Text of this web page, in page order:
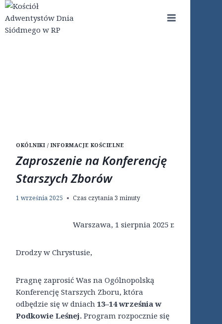
Przejdź
do
treści
OKÓLNIKI / INFORMACJE KOŚCIELNE
Zaproszenie na Konferencję
Starszych Zborów
1 września 2025 Czas czytania 3 minuty
Warszawa, 1 sierpnia 2025 r.
Drodzy w Chrystusie,
Pragnę zaprosić Was na Ogólnopolską
Konferencję Starszych Zboru, która
odbędzie się w dniach 13–14 września w
Podkowie Leśnej. Program rozpocznie się